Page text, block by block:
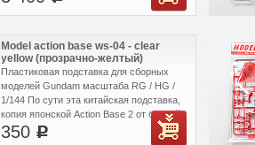
Model action base ws-04 - clear
yellow (прозрачно-желтый)
Пластиковая подставка для сборных
моделей Gundam масштаба RG / HG /
1/144 По сути эта китайская подставка,
копия японской Action Base 2 от бандай.
350 c